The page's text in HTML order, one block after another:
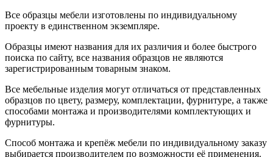
Все образцы мебели изготовлены по индивидуальному
проекту в единственном экземпляре.
Образцы имеют названия для их различия и более быстрого
поиска по сайту, все названия образцов не являются
зарегистрированным товарным знаком.
Все мебельные изделия могут отличаться от представленных
образцов по цвету, размеру, комплектации, фурнитуре, а также
способами монтажа и производителями комплектующих и
фурнитуры.
Способ монтажа и крепёж мебели по индивидуальному заказу
выбирается производителем по возможности её применения.